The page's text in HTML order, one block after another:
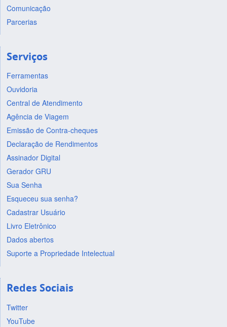
Comunicação
Parcerias
Serviços
Ferramentas
Ouvidoria
Central de Atendimento
Agência de Viagem
Emissão de Contra-cheques
Declaração de Rendimentos
Assinador Digital
Gerador GRU
Sua Senha
Esqueceu sua senha?
Cadastrar Usuário
Livro Eletrônico
Dados abertos
Suporte a Propriedade Intelectual
Redes Sociais
Twitter
YouTube